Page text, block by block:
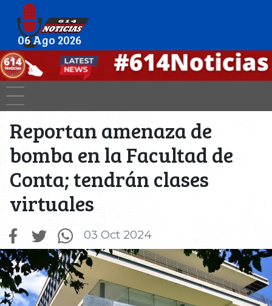
06 Ago 2026
Reportan amenaza de
bomba en la Facultad de
Conta; tendrán clases
virtuales
03 Oct 2024